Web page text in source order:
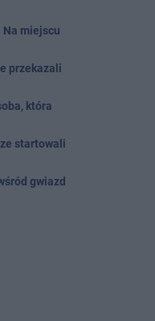
Na miejscu
przekazali
która
startowali
gwiazd